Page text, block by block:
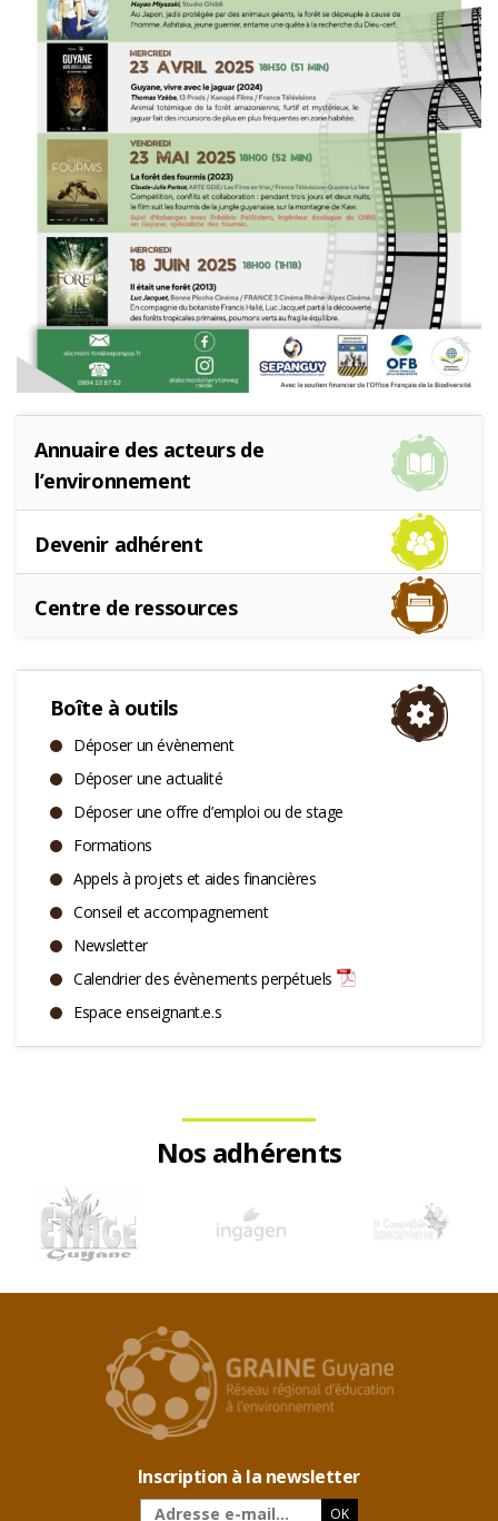
Annuaire des acteurs de
l’environnement
Devenir adhérent
Centre de ressources
Boîte à outils
Déposer un évènement
Déposer une actualité
Déposer une offre d’emploi ou de stage
Formations
Appels à projets et aides financières
Conseil et accompagnement
Newsletter
Calendrier des évènements perpétuels
Espace enseignant.e.s
Nos adhérents
Inscription à la newsletter